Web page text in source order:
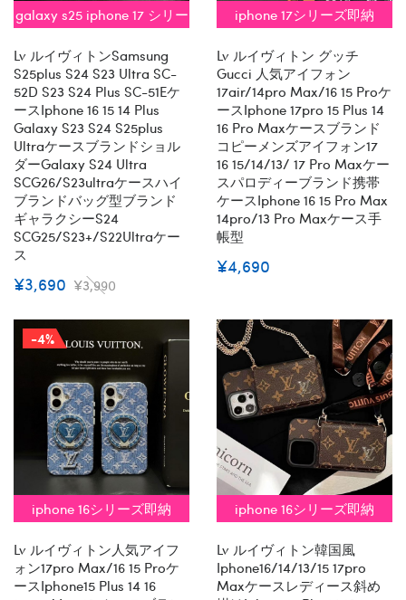
galaxy s25 iphone 17 シリー
Lv ルイヴィトンsamsung
S25plus S24 S23 Ultra SC-
52D S23 S24 Plus SC-51Eケ
ースiphone 16 15 14 Plus
Galaxy S23 S24 S25plus
Ultraケースブランドショル
ダーGalaxy S24 Ultra
SCG26/s23ultraケースハイ
ブランドバッグ型ブランド
ギャラクシーs24
SCG25/S23+/S22Ultraケー
ス
¥3,690 ¥3,990
iphone 17シリーズ即納
Lv ルイヴィトン グッチ
Gucci 人気アイフォン
17air/14pro Max/16 15 Proケ
ースiphone 17pro 15 Plus 14
16 Pro Maxケースブランド
コピーメンズアイフォン17
16 15/14/13/ 17 Pro Maxケー
スパロディーブランド携帯
ケースiphone 16 15 Pro Max
14pro/13 Pro Maxケース手
帳型
¥4,690
-4%
iphone 16シリーズ即納
Lv ルイヴィトン人気アイフ
ォン17pro Max/16 15 Proケ
ースiphone15 Plus 14 16
iphone 16シリーズ即納
Lv ルイヴィトン韓国風
Iphone16/14/13/15 17pro
Maxケースレディース斜め